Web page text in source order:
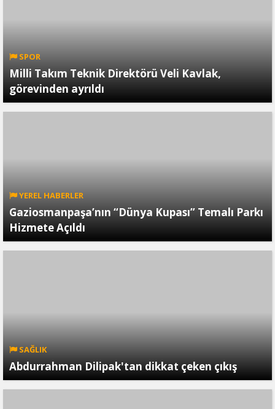
SPOR
Milli Takım Teknik Direktörü Veli Kavlak,
görevinden ayrıldı
YEREL HABERLER
Gaziosmanpaşa’nın “Dünya Kupası” Temalı Parkı
Hizmete Açıldı
SAĞLIK
Abdurrahman Dilipak'tan dikkat çeken çıkış